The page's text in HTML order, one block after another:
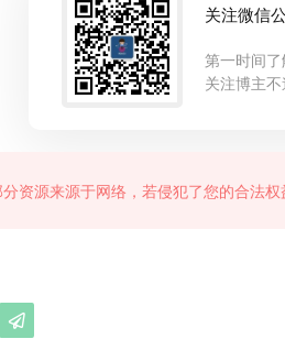
关注微信
第一时间
关注博主
资源来源于网络，若侵犯了您的合法权